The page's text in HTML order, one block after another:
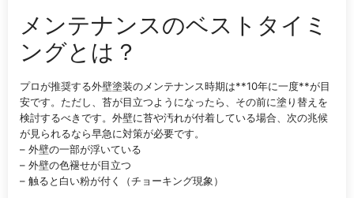
メンテナンスのベストタイミ
ングとは？
プロが推奨する外壁塗装のメンテナンス時期は**10年に一度**が目
安です。ただし、苔が目立つようになったら、その前に塗り替えを
検討するべきです。外壁に苔や汚れが付着している場合、次の兆候
が見られるなら早急に対策が必要です。
– 外壁の一部が浮いている
– 外壁の色褪せが目立つ
– 触ると白い粉が付く（チョーキング現象）